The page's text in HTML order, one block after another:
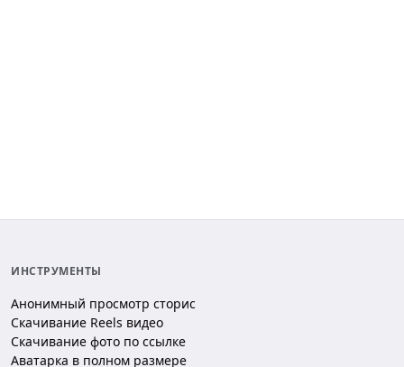
ИНСТРУМЕНТЫ
Анонимный просмотр сторис
Скачивание Reels видео
Скачивание фото по ссылке
Аватарка в полном размере